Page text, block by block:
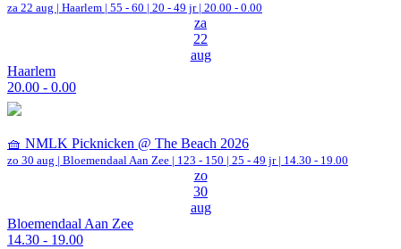
za 22 aug | Haarlem | 55 - 60 | 20 - 49 jr | 20.00 - 0.00
za
22
aug
Haarlem
20.00 - 0.00
🧺 NMLK Picknicken @ The Beach 2026
zo 30 aug | Bloemendaal Aan Zee | 123 - 150 | 25 - 49 jr | 14.30 - 19.00
zo
30
aug
Bloemendaal Aan Zee
14.30 - 19.00